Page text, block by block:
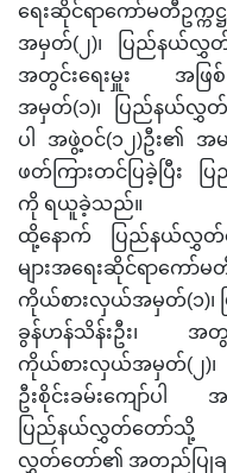
ရေးဆိုင်ရာကော်မတီဥက္
အမှတ်(၂)၊ ပြည်နယ်လွှတ်
အတွင်းရေးမှူး အဖြ
အမှတ်(၁)၊ ပြည်နယ်လွှတ်
ပါ အဖွဲ့ဝင်(၁၂)ဦး၏
ဖတ်ကြားတင်ပြခဲ့ပြီ
ကို ရယူခဲ့သည်။
ထို့နောက် ပြည်နယ်လွှတ်တ
များအရေးဆိုင်ရာကေ
ကိုယ်စားလှယ်အမှတ်(၁)၊
ခွန်ဟန်သိန်းဦး၊ အတွ
ကိုယ်စားလှယ်အမှတ်(၂)
ဦးစိုင်းခမ်းကျော်ပ
ပြည်နယ်လွှတ်တော်သို့
လွှတ်တော်၏ အတည်ပြု